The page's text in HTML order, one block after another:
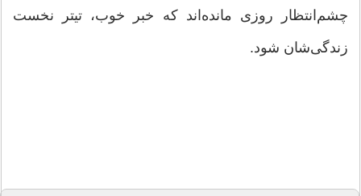
چشم‌انتظار روزی مانده‌اند که خبر خوب، تیتر نخست
زندگی‌شان شود.